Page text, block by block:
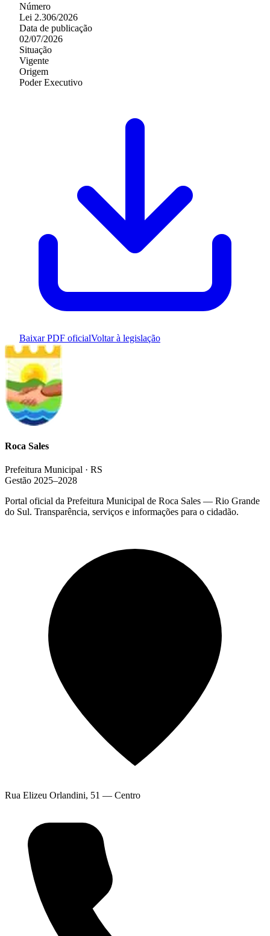
Número
Lei 2.306/2026
Data de publicação
02/07/2026
Situação
Vigente
Origem
Poder Executivo
Baixar PDF oficialVoltar à legislação
Roca Sales
Prefeitura Municipal · RS
Gestão 2025–2028
Portal oficial da Prefeitura Municipal de Roca Sales — Rio Grande
do Sul. Transparência, serviços e informações para o cidadão.
Rua Elizeu Orlandini, 51 — Centro